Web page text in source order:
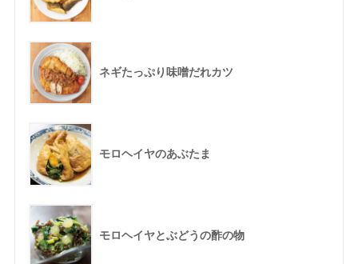
ネギたっぷり味噌だれカツ
モロヘイヤのあぶたま
モロヘイヤとぶどうの酢の物